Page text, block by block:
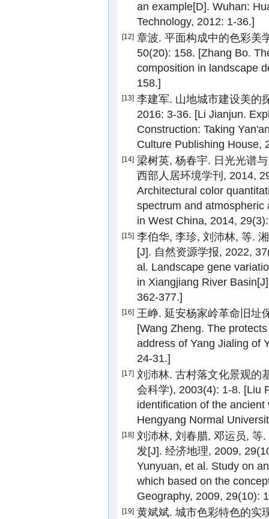
an example[D]. Wuhan:
Technology, 2012: 1-36.]
[12] 章波. 平面构成中的色彩美
50(20): 158. [Zhang Bo.
composition in landscape
158.]
[13] 李建军. 山地城市建设美的
2016: 3-36. [Li Jianjun.
Construction: Taking
Culture Publishing House,
[14] 梁树英, 杨春宇. 日光光谱
西部人居环境学刊, 2014,
Architectural color
spectrum and
in West China, 2014,
[15] 李伯华, 李珍, 刘沛林, 等.
[J]. 自然资源学报, 2022,
al. Landscape gene
in Xiangjiang River
362-377.]
[16] 王峥. 延安杨家岭革命旧址
[Wang Zheng. The
address of Yang Jialing of
24-31.]
[17] 刘沛林. 古村落文化景观的
会科学), 2003(4): 1-8. [Liu
identification of the
Hengyang Normal
[18] 刘沛林, 刘春腊, 邓运员, 等
发[J]. 经济地理, 2009,
Yunyuan, et al. Study on
which based on the
Geography, 2009, 29(10):
[19] 黄斌斌. 城市色彩特色的